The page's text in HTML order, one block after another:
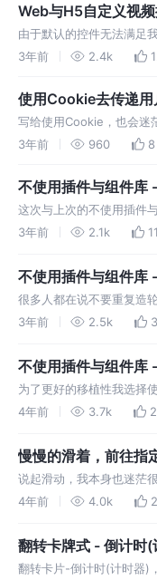
Web与H5自定义视
由于默认的控件无法满足
进行美化和简化按钮操作
3年前 2.4k
使用Cookie去传递用
写给使用Cookie，也会迷
大多数都写到Cookie中，
3年前 960 8
不使用插件与组件库
switch开关组件
这次与上次的不使用插件
现滑动单元格肯定也是一
type="checkbox">与
3年前 2.1k 11
不使用插件与组件库
动单元格
很多人都在说不要重复造
最起码要有可以造轮子的
3年前 2.5k
不使用插件与组件库
拉刷新与上滑加载
为了更好的移植性我选择
新，上滑加载这两个组件
你不再因为天降需求😣而
4年前 3.7k
慢慢的滑着，前往指
说起滑动，我本身也迷茫
身不难，难在不知道元素
秘密
4年前 4.0k
翻转卡牌式 - 倒计时(
翻转卡片-倒计时(计时器)